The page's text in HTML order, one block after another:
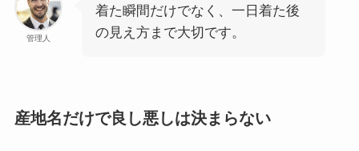
管理人
着た瞬間だけでなく、一日着た後
の見え方まで大切です。
産地名だけで良し悪しは決まらない